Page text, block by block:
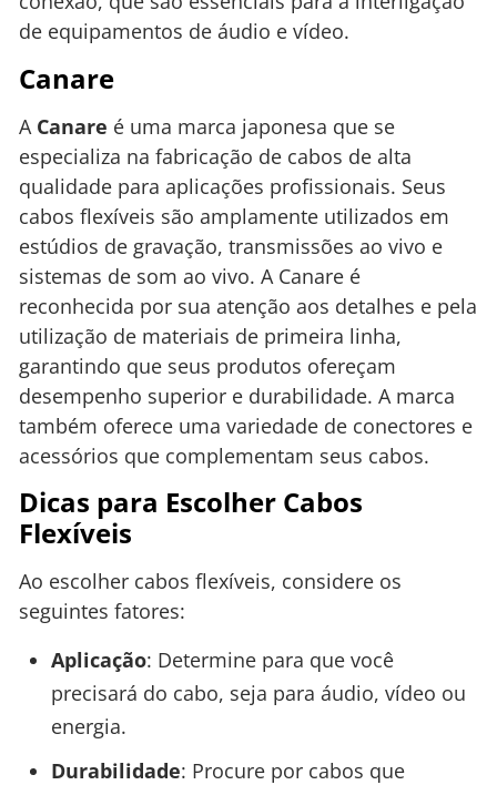
de equipamentos de áudio e vídeo.
Canare
A Canare é uma marca japonesa que se
especializa na fabricação de cabos de alta
qualidade para aplicações profissionais. Seus
cabos flexíveis são amplamente utilizados em
estúdios de gravação, transmissões ao vivo e
sistemas de som ao vivo. A Canare é
reconhecida por sua atenção aos detalhes e pela
utilização de materiais de primeira linha,
garantindo que seus produtos ofereçam
desempenho superior e durabilidade. A marca
também oferece uma variedade de conectores e
acessórios que complementam seus cabos.
Dicas para Escolher Cabos
Flexíveis
Ao escolher cabos flexíveis, considere os
seguintes fatores:
Aplicação: Determine para que você
precisará do cabo, seja para áudio, vídeo ou
energia.
Durabilidade: Procure por cabos que